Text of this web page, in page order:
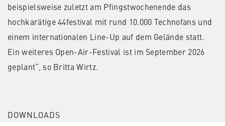
beispielsweise zuletzt am Pfingstwochenende das
hochkarätige 44festival mit rund 10.000 Technofans und
einem internationalen Line-Up auf dem Gelände statt.
Ein weiteres Open-Air-Festival ist im September 2026
geplant“, so Britta Wirtz.
DOWNLOADS